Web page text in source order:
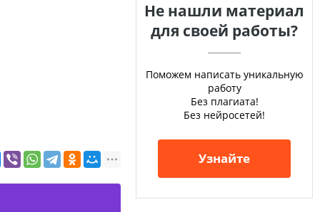
Не нашли материал
для своей работы?
Поможем написать уникальную
работу
Без плагиата!
Без нейросетей!
Узнайте